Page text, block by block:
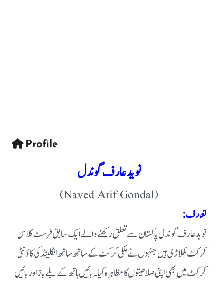
Profile
نوید عارف گوندل
(Naved Arif Gondal)
تعارف:
نوید عارف گوندل پاکستان سے تعلق رکھنے والے ایک سابق فرسٹ کلاس
کرکٹ کھلاڑی ہیں جنہوں نے ملکی کرکٹ کے ساتھ ساتھ انگلینڈ کی کاؤنٹی
کرکٹ میں بھی اپنی صلاحیتوں کا مظاہرہ کیا۔ بائیں ہاتھ کے بلے باز اور بائیں